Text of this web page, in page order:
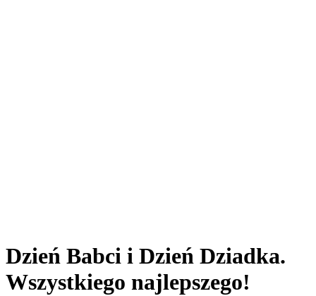
Dzień Babci i Dzień Dziadka.
Wszystkiego najlepszego!